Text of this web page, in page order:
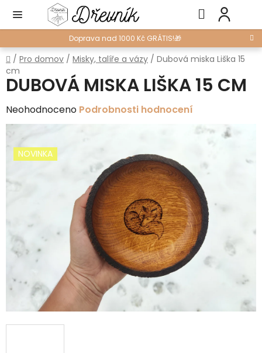
obsah
Doprava nad 1000 Kč GRÁTIS!🎁
Hledat
Domů
/ Pro domov / Misky, talíře a vázy / Dubová miska Liška 15
cm
DUBOVÁ MISKA LIŠKA 15 CM
Průměrné
hodnocení
produktu
Neohodnoceno Podrobnosti hodnocení
NOVINKA